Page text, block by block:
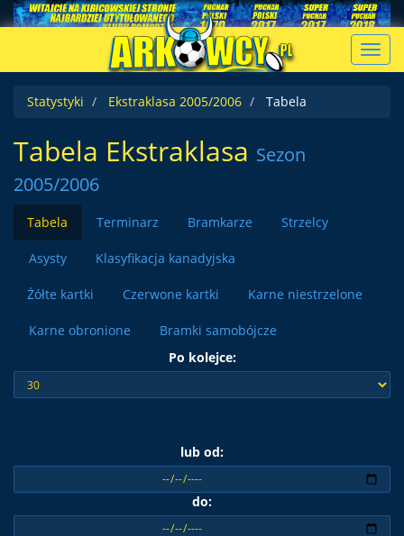
Statystyki
Ekstraklasa 2005/2006 Tabela
Tabela Ekstraklasa Sezon
2005/2006
Tabela Terminarz Bramkarze Strzelcy
Asysty Klasyfikacja kanadyjska
Żółte kartki Czerwone kartki Karne niestrzelone
Karne obronione
Bramki samobójcze
Po kolejce:
lub od:
do: